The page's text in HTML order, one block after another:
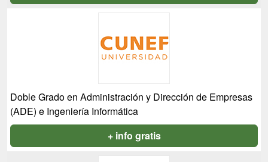
Doble Grado en Administración y Dirección de Empresas
(ADE) e Ingeniería Informática
+ info gratis